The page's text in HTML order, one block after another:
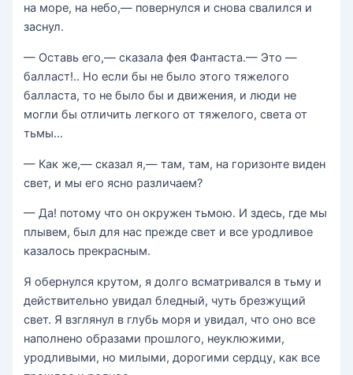
на море, на небо,— повернулся и снова свалился и
заснул.
— Оставь его,— сказала фея Фантаста.— Это —
балласт!.. Но если бы не было этого тяжелого
балласта, то не было бы и движения, и люди не
могли бы отличить легкого от тяжелого, света от
тьмы…
— Как же,— сказал я,— там, там, на горизонте виден
свет, и мы его ясно различаем?
— Да! потому что он окружен тьмою. И здесь, где мы
плывем, был для нас прежде свет и все уродливое
казалось прекрасным.
Я обернулся крутом, я долго всматривался в тьму и
действительно увидал бледный, чуть брезжущий
свет. Я взглянул в глубь моря и увидал, что оно все
наполнено образами прошлого, неуклюжими,
уродливыми, но милыми, дорогими сердцу, как все